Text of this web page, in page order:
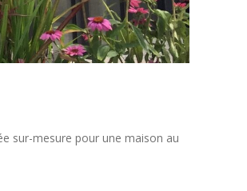
sur-mesure pour une maison au